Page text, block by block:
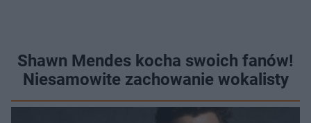
Shawn Mendes kocha swoich fanów!
Niesamowite zachowanie wokalisty